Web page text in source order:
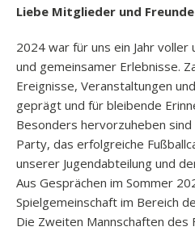
Liebe Mitglieder und Freunde
2024 war für uns ein Jahr
und gemeinsamer Erlebnisse.
Ereignisse, Veranstaltungen
geprägt und für bleibende
Besonders hervorzuheben
Party, das erfolgreiche
unserer Jugendabteilung und
Aus Gesprächen im Sommer
Spielgemeinschaft im Bereich
Die Zweiten Mannschaften des